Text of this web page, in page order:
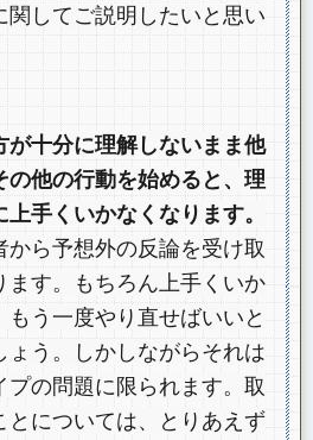
関してご説明したいと思い
が十分に理解しないまま他
の他の行動を始めると、理
手くいかなくなります。
ら予想外の反論を受け取
ます。もちろん上手くいか
う一度やり直せばいいと
ょう。しかしながらそれは
の問題に限られます。取
とについては、とりあえず